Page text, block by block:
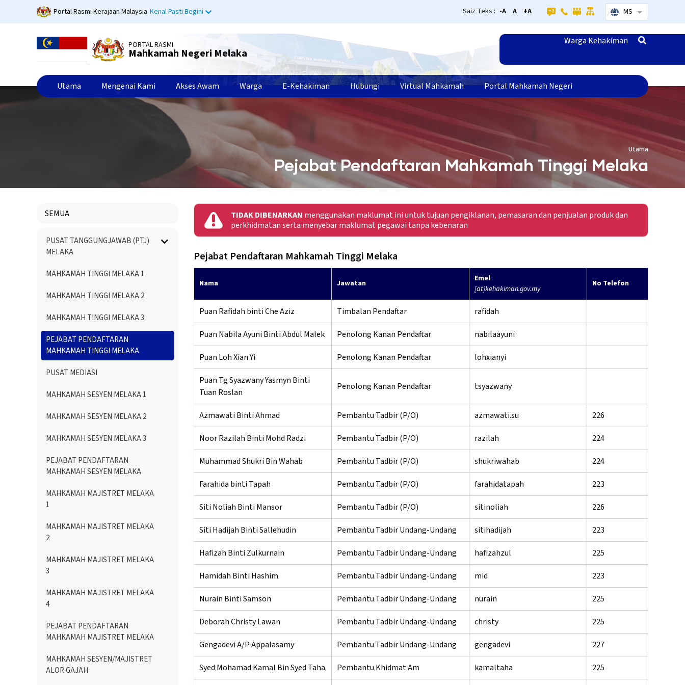
Portal Rasmi Kerajaan Malaysia Kenal Pasti Begini Saiz Teks : -A A +A MS Senarai
PORTAL RASMI
Mahkamah Negeri Melaka
Warga Kehakiman
Utama Mengenai Kami Akses Awam Warga E-Kehakiman Hubungi Virtual Mahkamah Portal Mahkamah Negeri
Pejabat Pendaftaran Mahkamah Tinggi Melaka
Utama
TIDAK DIBENARKAN menggunakan maklumat ini untuk tujuan pengiklanan, pemasaran dan penjualan produk dan
perkhidmatan serta menyebar maklumat pegawai tanpa kebenaran
Pejabat Pendaftaran Mahkamah Tinggi Melaka
Nama Jawatan
Emel
[at]kehakiman.gov.my
No Telefon
Puan Rafidah binti Che Aziz Timbalan Pendaftar rafidah
Puan Nabila Ayuni Binti Abdul Malek Penolong Kanan Pendaftar nabilaayuni
Puan Loh Xian Yi Penolong Kanan Pendaftar lohxianyi
Puan Tg Syazwany Yasmyn Binti
Tuan Roslan
Penolong Kanan Pendaftar tsyazwany
Azmawati Binti Ahmad Pembantu Tadbir (P/O) azmawati.su 226
Noor Razilah Binti Mohd Radzi Pembantu Tadbir (P/O) razilah 224
Muhammad Shukri Bin Wahab Pembantu Tadbir (P/O) shukriwahab 224
Farahida binti Tapah Pembantu Tadbir (P/O) farahidatapah 223
Siti Noliah Binti Mansor Pembantu Tadbir (P/O) sitinoliah 226
Siti Hadijah Binti Sallehudin Pembantu Tadbir Undang-Undang sitihadijah 223
Hafizah Binti Zulkurnain Pembantu Tadbir Undang-Undang hafizahzul 225
Hamidah Binti Hashim Pembantu Tadbir Undang-Undang mid 223
Nurain Binti Samson Pembantu Tadbir Undang-Undang nurain 225
Deborah Christy Lawan Pembantu Tadbir Undang-Undang christy 225
Gengadevi A/P Appalasamy Pembantu Tadbir Undang-Undang gengadevi 227
Syed Mohamad Kamal Bin Syed Taha Pembantu Khidmat Am kamaltaha 225
SEMUA
Menu
Directory
PUSAT TANGGUNGJAWAB (PTJ)
MELAKA
MAHKAMAH TINGGI MELAKA 1
MAHKAMAH TINGGI MELAKA 2
MAHKAMAH TINGGI MELAKA 3
PEJABAT PENDAFTARAN
MAHKAMAH TINGGI MELAKA
PUSAT MEDIASI
MAHKAMAH SESYEN MELAKA 1
MAHKAMAH SESYEN MELAKA 2
MAHKAMAH SESYEN MELAKA 3
PEJABAT PENDAFTARAN
MAHKAMAH SESYEN MELAKA
MAHKAMAH MAJISTRET MELAKA
1
MAHKAMAH MAJISTRET MELAKA
2
MAHKAMAH MAJISTRET MELAKA
3
MAHKAMAH MAJISTRET MELAKA
4
PEJABAT PENDAFTARAN
MAHKAMAH MAJISTRET MELAKA
MAHKAMAH SESYEN/MAJISTRET
ALOR GAJAH